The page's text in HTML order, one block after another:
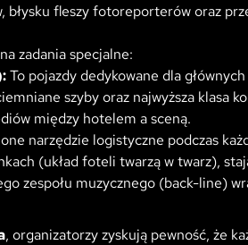
fleszy fotoreporterów oraz
zadania specjalne:
To pojazdy dedykowane dla
szyby oraz najwyższa klasa
między hotelem a sceną.
narzędzie logistyczne podczas
(układ foteli twarzą w twarz),
zespołu muzycznego (back-line)
, organizatorzy zyskują pewność, że